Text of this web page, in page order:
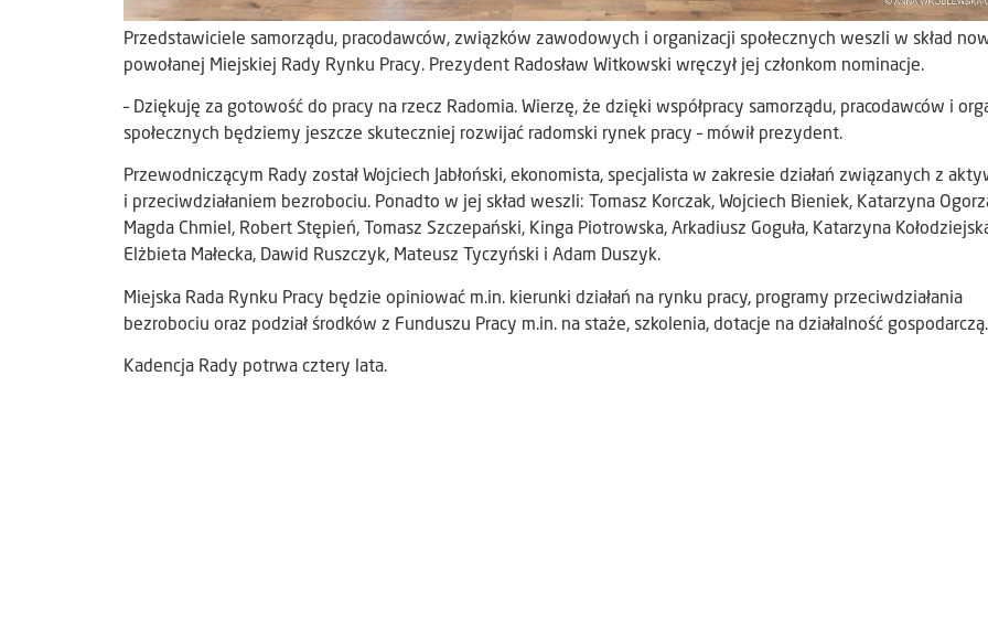
Przedstawiciele samorządu, pracodawców, związków zawodowych i organizacji społecznych weszli w skład
powołanej Miejskiej Rady Rynku Pracy. Prezydent Radosław Witkowski wręczył jej członkom nominacje.
– Dziękuję za gotowość do pracy na rzecz Radomia. Wierzę, że dzięki współpracy samorządu, pracodawców i
społecznych będziemy jeszcze skuteczniej rozwijać radomski rynek pracy – mówił prezydent.
Przewodniczącym Rady został Wojciech Jabłoński, ekonomista, specjalista w zakresie działań związanych z
i przeciwdziałaniem bezrobociu. Ponadto w jej skład weszli: Tomasz Korczak, Wojciech Bieniek, Katarzyna
Magda Chmiel, Robert Stępień, Tomasz Szczepański, Kinga Piotrowska, Arkadiusz Goguła, Katarzyna
Elżbieta Małecka, Dawid Ruszczyk, Mateusz Tyczyński i Adam Duszyk.
Miejska Rada Rynku Pracy będzie opiniować m.in. kierunki działań na rynku pracy, programy przeciwdziałania
bezrobociu oraz podział środków z Funduszu Pracy m.in. na staże, szkolenia, dotacje na działalność gospodarczą.
Kadencja Rady potrwa cztery lata.